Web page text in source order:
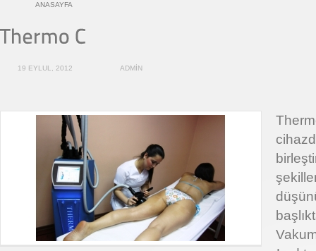
ANASAYFA
19 EYLUL, 2012 ADMIN